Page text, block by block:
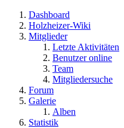
Dashboard
Holzheizer-Wiki
Mitglieder
Letzte Aktivitäten
Benutzer online
Team
Mitgliedersuche
Forum
Galerie
Alben
Statistik